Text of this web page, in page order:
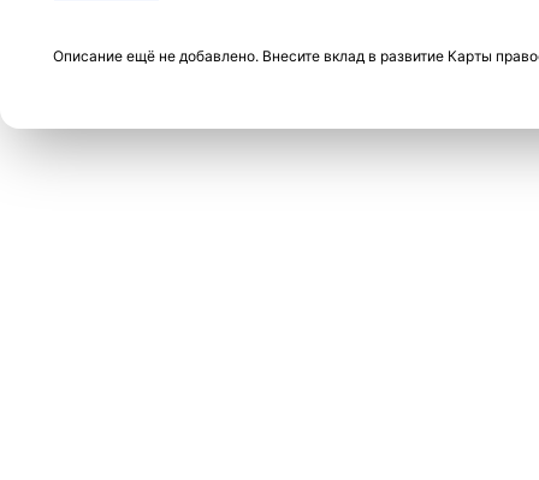
Описание ещё не добавлено. Внесите вклад в развитие Карты